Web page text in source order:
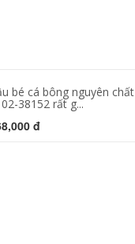
bé cá bông nguyên chất
38152 rất g...
đ